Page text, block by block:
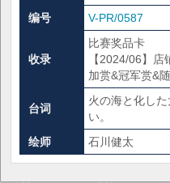
编号
V-PR/0587
收录
比赛奖品卡
【2024/06】
加赏&冠军赏&随
台词
火の海と化し
い。
绘师
石川健太